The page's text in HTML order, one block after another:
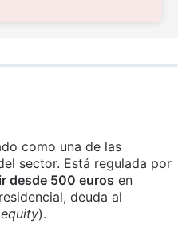
como una de las
sector. Está regulada por
desde 500 euros en
deuda al
equity).